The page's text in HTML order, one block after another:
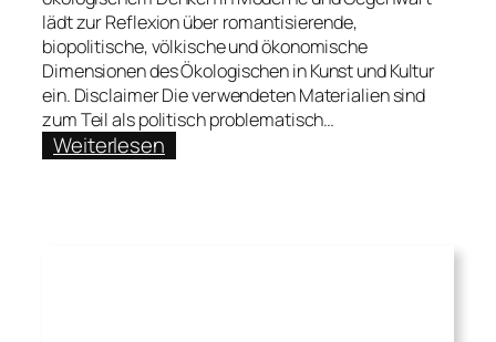
lädt zur Reflexion über romantisierende,
biopolitische, völkische und ökonomische
Dimensionen des Ökologischen in Kunst und Kultur
ein. Disclaimer Die verwendeten Materialien sind
zum Teil als politisch problematisch…
Weiterlesen: